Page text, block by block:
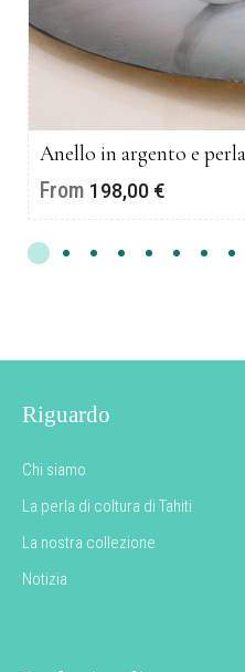
Anello in argento e
From 198,00 €
Riguardo
Chi siamo
La perla di coltura di Tahiti
La nostra collezione
Notizia